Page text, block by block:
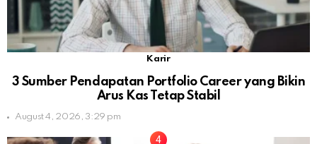
Karir
3 Sumber Pendapatan Portfolio Career yang Bikin
Arus Kas Tetap Stabil
August 4, 2026, 3:29 pm